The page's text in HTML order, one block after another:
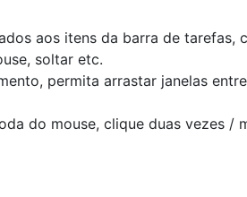
aos itens da barra de tarefas,
soltar etc.
permita arrastar janelas entre
do mouse, clique duas vezes /